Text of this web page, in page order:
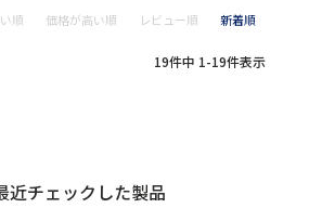
順 価格が高い順 レビュー順 新着順
19件中 1-19件表示
近チェックした製品